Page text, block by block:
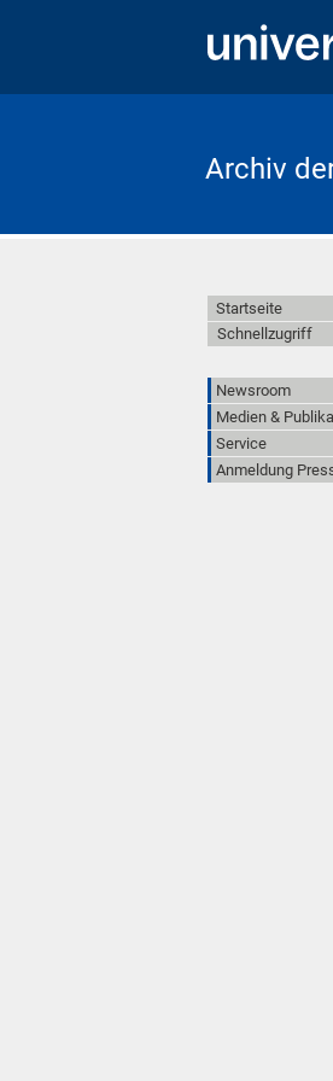
Archiv
Startseite
Schnellzugriff
Newsroom
Medien &
Service
Anmeldung